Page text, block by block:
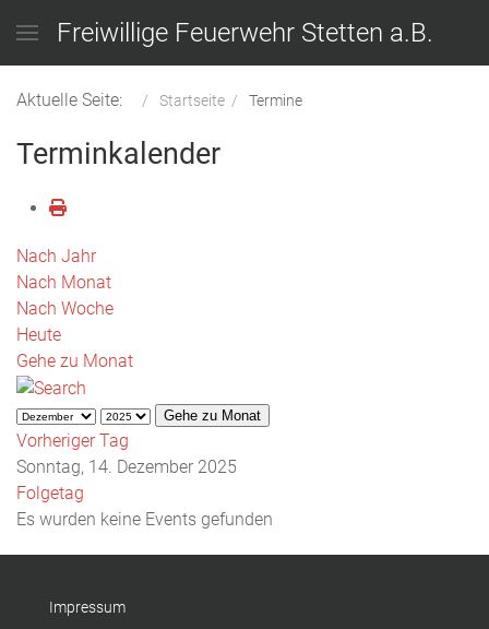
Freiwillige Feuerwehr Stetten a.B.
Aktuelle Seite: Startseite Termine
Terminkalender
Nach Jahr
Nach Monat
Nach Woche
Heute
Gehe zu Monat
Gehe zu Monat
Vorheriger Tag
Sonntag, 14. Dezember 2025
Folgetag
Es wurden keine Events gefunden
Impressum